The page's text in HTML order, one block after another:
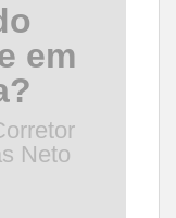
em
Neto